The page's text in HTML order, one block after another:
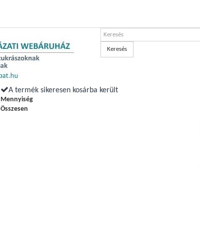
Keresés
A termék sikeresen kosárba került
Mennyiség
Összesen